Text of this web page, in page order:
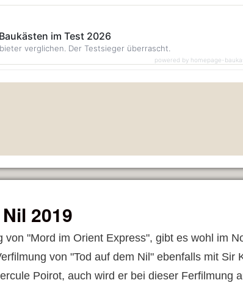
2019
von "Mord im Orient Express", gibt es wohl im
von "Tod auf dem Nil" ebenfalls mit Sir
Poirot, auch wird er bei dieser Ferfilmung
im Test 2026
verglichen. Der Testsieger überrascht.
powered by homepage-